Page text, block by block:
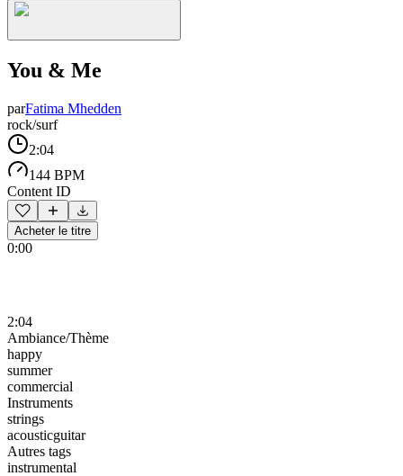
You & Me
parFatima Mhedden
rock/surf
2:04
144 BPM
Content ID
Acheter le titre
0:00
2:04
Ambiance/Thème
happy
summer
commercial
Instruments
strings
acousticguitar
Autres tags
instrumental